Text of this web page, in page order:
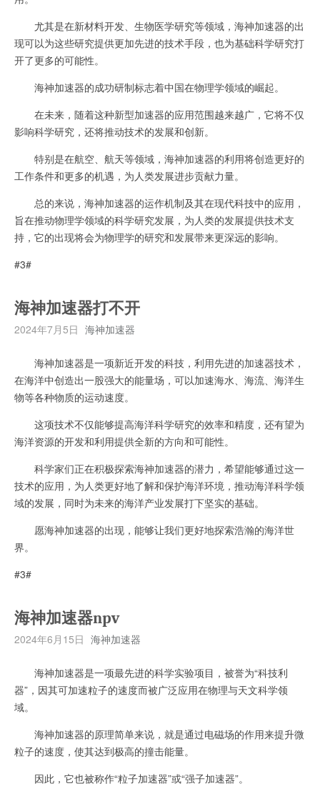
尤其是在新材料开发、生物医学研究等领域，海神加速器的出
现可以为这些研究提供更加先进的技术手段，也为基础科学研究打
开了更多的可能性。
海神加速器的成功研制标志着中国在物理学领域的崛起。
在未来，随着这种新型加速器的应用范围越来越广，它将不仅
影响科学研究，还将推动技术的发展和创新。
特别是在航空、航天等领域，海神加速器的利用将创造更好的
工作条件和更多的机遇，为人类发展进步贡献力量。
总的来说，海神加速器的运作机制及其在现代科技中的应用，
旨在推动物理学领域的科学研究发展，为人类的发展提供技术支
持，它的出现将会为物理学的研究和发展带来更深远的影响。
#3#
海神加速器打不开
2024年7月5日 海神加速器
海神加速器是一项新近开发的科技，利用先进的加速器技术，
在海洋中创造出一股强大的能量场，可以加速海水、海流、海洋生
物等各种物质的运动速度。
这项技术不仅能够提高海洋科学研究的效率和精度，还有望为
海洋资源的开发和利用提供全新的方向和可能性。
科学家们正在积极探索海神加速器的潜力，希望能够通过这一
技术的应用，为人类更好地了解和保护海洋环境，推动海洋科学领
域的发展，同时为未来的海洋产业发展打下坚实的基础。
愿海神加速器的出现，能够让我们更好地探索浩瀚的海洋世
界。
#3#
海神加速器npv
2024年6月15日 海神加速器
海神加速器是一项最先进的科学实验项目，被誉为“科技利
器”，因其可加速粒子的速度而被广泛应用在物理与天文科学领
域。
海神加速器的原理简单来说，就是通过电磁场的作用来提升微
粒子的速度，使其达到极高的撞击能量。
因此，它也被称作“粒子加速器”或“强子加速器”。